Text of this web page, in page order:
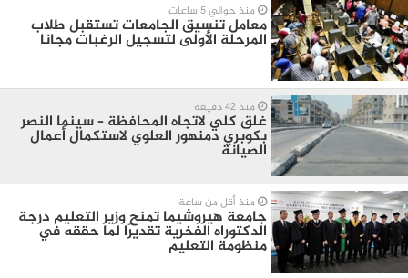
منذ حوالي 5 ساعات
معامل تنسيق الجامعات تستقبل طلاب
المرحلة الأولى لتسجيل الرغبات مجانا
منذ 42 دقيقة
غلق كلي لاتجاه المحافظة – سينما النصر
بكوبري دمنهور العلوي لاستكمال أعمال
الصيانة
منذ أقل من ساعة
جامعة هيروشيما تمنح وزير التعليم درجة
الدكتوراه الفخرية تقديرًا لما حققه في
منظومة التعليم